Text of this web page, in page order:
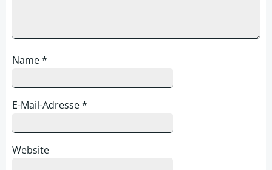
Name*
E-Mail-Adresse*
Website